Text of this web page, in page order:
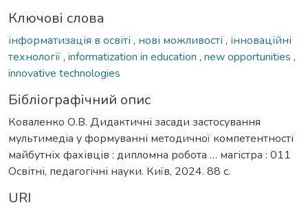
Ключові слова
інформатизація в освіті , нові можливості , інноваційні
технології, informatization in education , new opportunities ,
innovative technologies
Бібліографічний опис
Коваленко О.В. Дидактичні засади застосування
мультимедіа у формуванні методичної компетентності
майбутніх фахівців : дипломна робота … магістра : 011
Освітні, педагогічні науки. Київ, 2024. 88 с.
URI